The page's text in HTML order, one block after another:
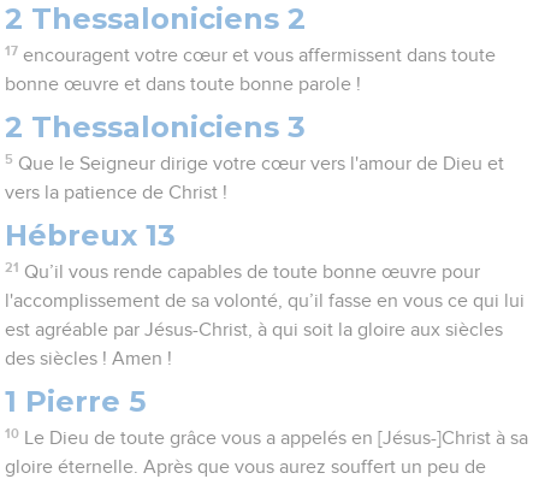
2 Thessaloniciens 2
17 encouragent votre cœur et vous affermissent dans toute
bonne œuvre et dans toute bonne parole !
2 Thessaloniciens 3
5 Que le Seigneur dirige votre cœur vers l'amour de Dieu et
vers la patience de Christ !
Hébreux 13
21 Qu’il vous rende capables de toute bonne œuvre pour
l'accomplissement de sa volonté, qu’il fasse en vous ce qui lui
est agréable par Jésus-Christ, à qui soit la gloire aux siècles
des siècles ! Amen !
1 Pierre 5
10
Le Dieu de toute grâce vous a appelés en [Jésus-]Christ à sa
gloire éternelle. Après que vous aurez souffert un peu de